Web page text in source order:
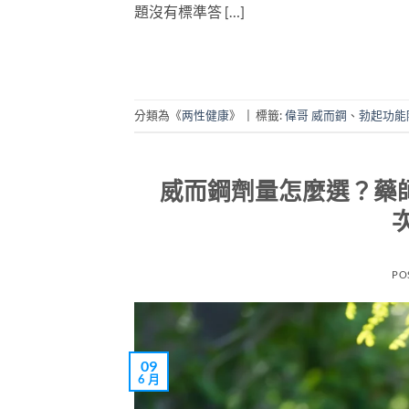
題沒有標準答 […]
分類為《两性健康》 標籤:偉哥 威而鋼 、 勃起功能
威而鋼劑量怎麼選？藥
09
6 月